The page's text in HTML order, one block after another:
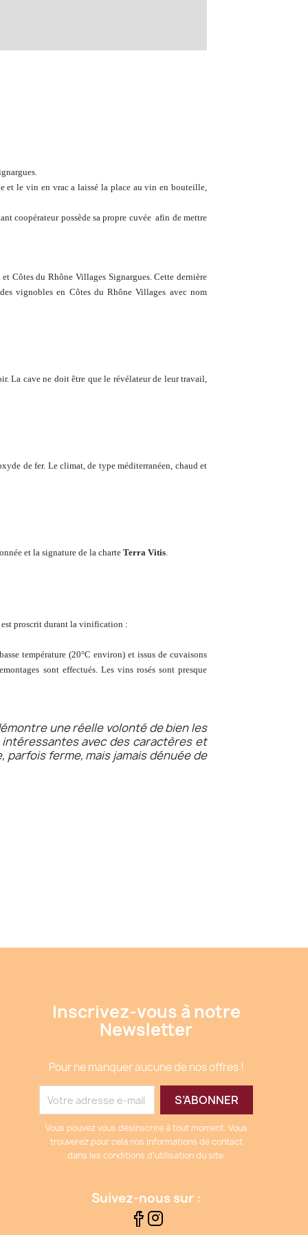
et le vin en vrac a laissé la place au vin en bouteille,
coopérateur possède sa propre cuvée afin de mettre
Côtes du Rhône Villages Signargues. Cette dernière
vignobles en Côtes du Rhône Villages avec nom
La cave ne doit être que le révélateur de leur travail,
de fer. Le climat, de type méditerranéen, chaud et
et la signature de la charte Terra Vitis.
est proscrit durant la vinification :
température (20°C environ) et issus de cuvaisons
sont effectués. Les vins rosés sont presque
une réelle volonté de bien les
avec des caractères et
ferme, mais jamais dénuée de
Inscrivez-vous à notre
Newsletter
Pour ne manquer aucune de nos offres !
Vous pouvez vous désinscrire à tout moment. Vous
trouverez pour cela nos informations de contact
dans les conditions d'utilisation du site.
Suivez-nous sur :